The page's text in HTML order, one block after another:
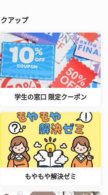
アップ
学生の窓口 限定クーポン
もやもや解決ゼミ